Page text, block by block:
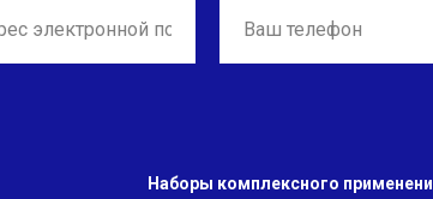
Наборы комплексного